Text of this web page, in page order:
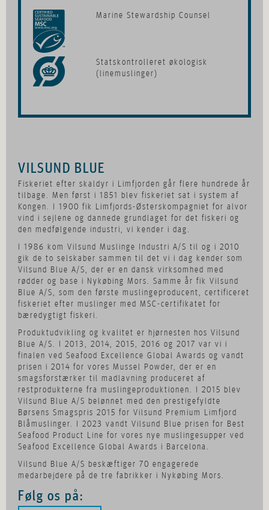
Marine Stewardship Counsel
Statskontrolleret økologisk
(linemuslinger)
VILSUND BLUE
Fiskeriet efter skaldyr i Limfjorden går flere hundrede år
tilbage. Men først i 1851 blev fiskeriet sat i system af
Kongen. I 1900 fik Limfjords-Østerskompagniet for alvor
vind i sejlene og dannede grundlaget for det fiskeri og
den medfølgende industri, vi kender i dag.
I 1986 kom Vilsund Muslinge Industri A/S til og i 2010
gik de to selskaber sammen til det vi i dag kender som
Vilsund Blue A/S, der er en dansk virksomhed med
rødder og base i Nykøbing Mors. Samme år fik Vilsund
Blue A/S, som den første muslingeproducent, certificeret
fiskeriet efter muslinger med MSC-certifikatet for
bæredygtigt fiskeri.
Produktudvikling og kvalitet er hjørnesten hos Vilsund
Blue A/S. I 2013, 2014, 2015, 2016 og 2017 var vi i
finalen ved Seafood Excellence Global Awards og vandt
prisen i 2014 for vores Mussel Powder, der er en
smagsforstærker til madlavning produceret af
restprodukterne fra muslingeproduktionen. I 2015 blev
Vilsund Blue A/S belønnet med den prestigefyldte
Børsens Smagspris 2015 for Vilsund Premium Limfjord
Blåmuslinger. I 2023 vandt Vilsund Blue prisen for Best
Seafood Product Line for vores nye muslingesupper ved
Seafood Excellence Global Awards i Barcelona.
Vilsund Blue A/S beskæftiger 70 engagerede
medarbejdere på de tre fabrikker i Nykøbing Mors.
Følg os på: